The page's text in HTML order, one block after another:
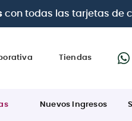
BCP Visa, Diners, BBVA e
Tiendas
Nuevos Ingresos